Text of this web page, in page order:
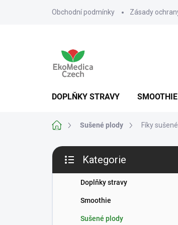
Obchodní podmínky Zásady
DOPLŇKY STRAVY SMOOTHIE
Domů Sušené plody Fíky
P
s
kategorie
Kategorie
Doplňky stravy
Smoothie
Sušené plody